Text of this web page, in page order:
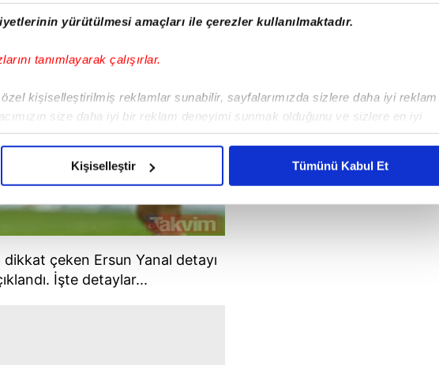
yürütülmesi amaçları ile çerezler kullanılmaktadır.
tanımlayarak çalışırlar.
kişiselleştirilmiş reklamlar sunabilir, sayfalarımızda sizlere daha iyi reklam
size daha iyi bir reklam deneyimi sunmak olduğunu ve sizlere en iyi
gösterdiğimizi ve bu noktada, reklamların maliyetlerimizi karşılamak
Sitemizde kendimize ve üçüncü kişilere ait çerezler kullanılmaktadır. Bu
daha işlevsel kılınması ve kişiselleştirilmesi ve sizlere yönelik
sınırlı olarak açık rızanız dahilinde kullanılacaktır.
Kişiselleştir Tümünü Kabul Et
dikkat çeken Ersun Yanal detayı
İşte detaylar...